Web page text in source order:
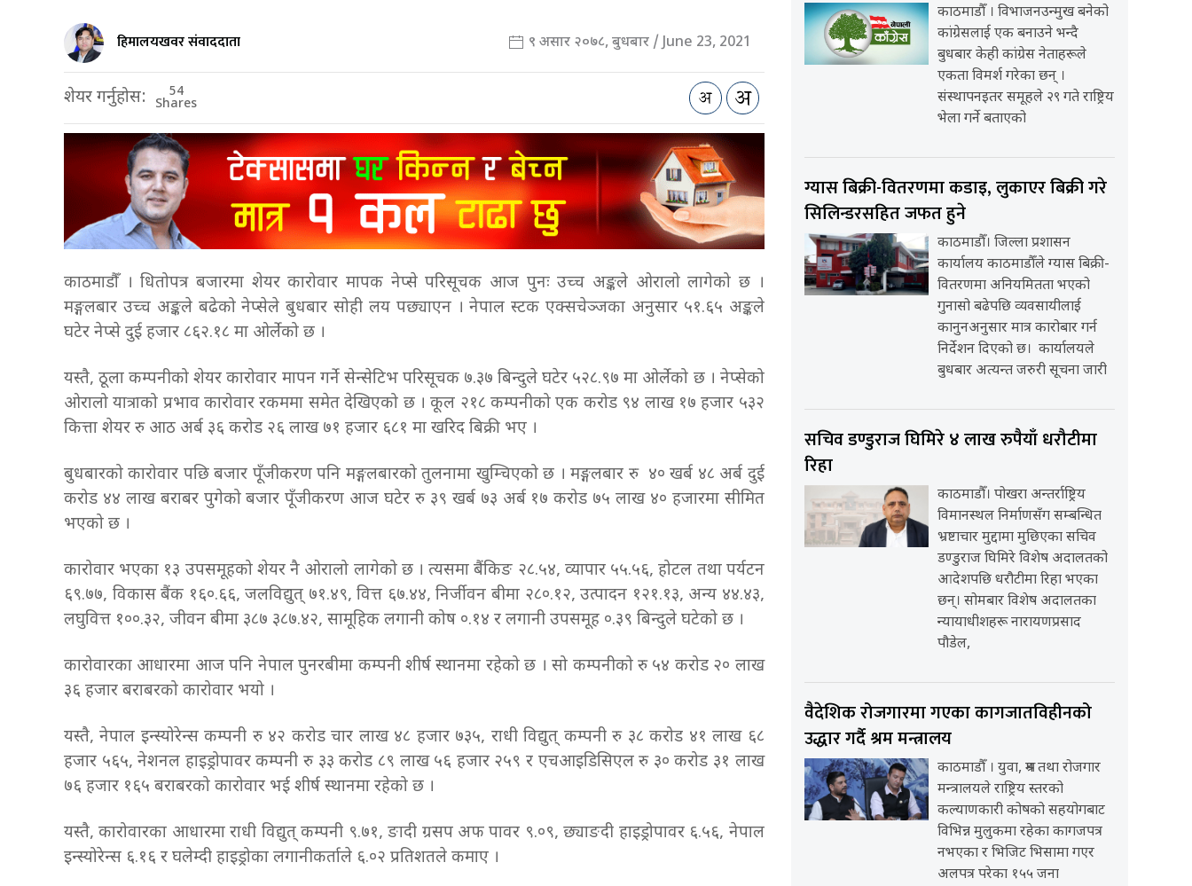
हिमालयखवर संवाददाता ९ असार २०७८, बुधबार / June 23, 2021
शेयर गर्नुहोस: 54
Shares
काठमाडौँ । धितोपत्र बजारमा शेयर कारोवार मापक नेप्से परिसूचक आज पुनः उच्च अङ्कले ओरालो लागेको छ ।
मङ्गलबार उच्च अङ्कले बढेको नेप्सेले बुधबार सोही लय पछ्याएन । नेपाल स्टक एक्सचेञ्जका अनुसार ५१.६५ अङ्कले
घटेर नेप्से दुई हजार ८६२.१८ मा ओर्लेको छ ।
यस्तै, ठूला कम्पनीको शेयर कारोवार मापन गर्ने सेन्सेटिभ परिसूचक ७.३७ बिन्दुले घटेर ५२८.९७ मा ओर्लेको छ । नेप्सेको
ओरालो यात्राको प्रभाव कारोवार रकममा समेत देखिएको छ । कूल २१८ कम्पनीको एक करोड ९४ लाख १७ हजार ५३२
कित्ता शेयर रु आठ अर्ब ३६ करोड २६ लाख ७१ हजार ६८१ मा खरिद बिक्री भए ।
बुधबारको कारोवार पछि बजार पूँजीकरण पनि मङ्गलबारको तुलनामा खुम्चिएको छ । मङ्गलबार रु ४० खर्ब ४८ अर्ब दुई
करोड ४४ लाख बराबर पुगेको बजार पूँजीकरण आज घटेर रु ३९ खर्ब ७३ अर्ब १७ करोड ७५ लाख ४० हजारमा सीमित
भएको छ ।
कारोवार भएका १३ उपसमूहको शेयर नै ओरालो लागेको छ । त्यसमा बैंकिङ २८.५४, व्यापार ५५.५६, होटल तथा पर्यटन
६९.७७, विकास बैंक १६०.६६, जलविद्युत् ७१.४९, वित्त ६७.४४, निर्जीवन बीमा २८०.१२, उत्पादन १२१.१३, अन्य ४४.४३,
लघुवित्त १००.३२, जीवन बीमा ३८७ ३८७.४२, सामूहिक लगानी कोष ०.१४ र लगानी उपसमूह ०.३९ बिन्दुले घटेको छ ।
कारोवारका आधारमा आज पनि नेपाल पुनरबीमा कम्पनी शीर्ष स्थानमा रहेको छ । सो कम्पनीको रु ५४ करोड २० लाख
३६ हजार बराबरको कारोवार भयो ।
यस्तै, नेपाल इन्स्योरेन्स कम्पनी रु ४२ करोड चार लाख ४८ हजार ७३५, राधी विद्युत् कम्पनी रु ३८ करोड ४१ लाख ६८
हजार ५६५, नेशनल हाइड्रोपावर कम्पनी रु ३३ करोड ८९ लाख ५६ हजार २५९ र एचआइडिसिएल रु ३० करोड ३१ लाख
७६ हजार १६५ बराबरको कारोवार भई शीर्ष स्थानमा रहेको छ ।
यस्तै, कारोवारका आधारमा राधी विद्युत् कम्पनी ९.७१, ङादी ग्रसप अफ पावर ९.०९, छ्याङदी हाइड्रोपावर ६.५६, नेपाल
इन्स्योरेन्स ६.१६ र घलेम्दी हाइड्रोका लगानीकर्ताले ६.०२ प्रतिशतले कमाए ।
काठमाडौँ । विभाजनउन्मुख बनेको
कांग्रेसलाई एक बनाउने भन्दै
बुधबार केही कांग्रेस नेताहरूले
एकता विमर्श गरेका छन् ।
संस्थापनइतर समूहले २९ गते राष्ट्रिय
भेला गर्ने बताएको
ग्यास बिक्री-वितरणमा कडाइ, लुकाएर बिक्री गरे
सिलिन्डरसहित जफत हुने
काठमाडौँ। जिल्ला प्रशासन
कार्यालय काठमाडौँले ग्यास बिक्री-
वितरणमा अनियमितता भएको
गुनासो बढेपछि व्यवसायीलाई
कानुनअनुसार मात्र कारोबार गर्न
निर्देशन दिएको छ। कार्यालयले
बुधबार अत्यन्त जरुरी सूचना जारी
सचिव डण्डुराज घिमिरे ४ लाख रुपैयाँ धरौटीमा
रिहा
काठमाडौँ। पोखरा अन्तर्राष्ट्रिय
विमानस्थल निर्माणसँग सम्बन्धित
भ्रष्टाचार मुद्दामा मुछिएका सचिव
डण्डुराज घिमिरे विशेष अदालतको
आदेशपछि धरौटीमा रिहा भएका
छन्। सोमबार विशेष अदालतका
न्यायाधीशहरू नारायणप्रसाद
पौडेल,
वैदेशिक रोजगारमा गएका कागजातविहीनको
उद्धार गर्दै श्रम मन्त्रालय
काठमाडौँ । युवा, श्रम तथा रोजगार
मन्त्रालयले राष्ट्रिय स्तरको
कल्याणकारी कोषको सहयोगबाट
विभिन्न मुलुकमा रहेका कागजपत्र
नभएका र भिजिट भिसामा गएर
अलपत्र परेका १५५ जना